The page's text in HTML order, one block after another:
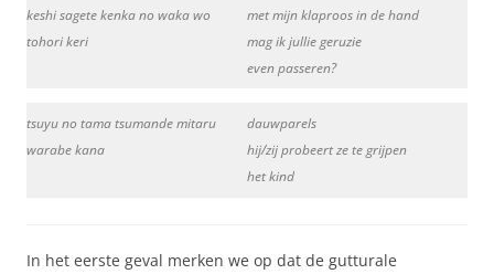
keshi sagete kenka no waka wo
tohori keri
met mijn klaproos in de hand
mag ik jullie geruzie
even passeren?
tsuyu no tama tsumande mitaru
warabe kana
dauwparels
hij/zij probeert ze te grijpen
het kind
In het eerste geval merken we op dat de gutturale